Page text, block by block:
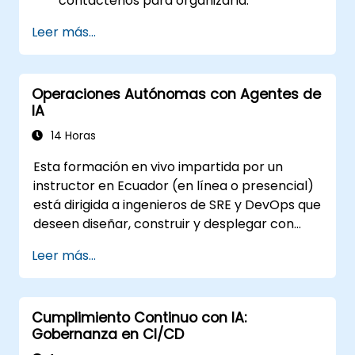
Leer más...
Operaciones Autónomas con Agentes de
IA
14 Horas
Esta formación en vivo impartida por un
instructor en Ecuador (en línea o presencial)
está dirigida a ingenieros de SRE y DevOps que
deseen diseñar, construir y desplegar con
TI autónomas.
Leer más...
Cumplimiento Continuo con IA:
Gobernanza en CI/CD